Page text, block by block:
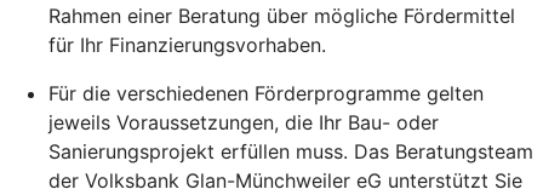
Rahmen einer Beratung über mögliche Fördermittel
für Ihr Finanzierungsvorhaben.
Für die verschiedenen Förderprogramme gelten
jeweils Voraussetzungen, die Ihr Bau- oder
Sanierungsprojekt erfüllen muss. Das Beratungsteam
der Volksbank Glan-Münchweiler eG unterstützt Sie